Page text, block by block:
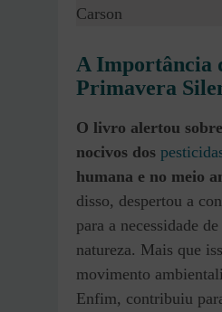
Carson
A Importância
Primavera
O livro alertou
nocivos dos
humana e no meio
disso, despertou a
para a necessidade
natureza. Mais que
movimento
Enfim, contribuiu